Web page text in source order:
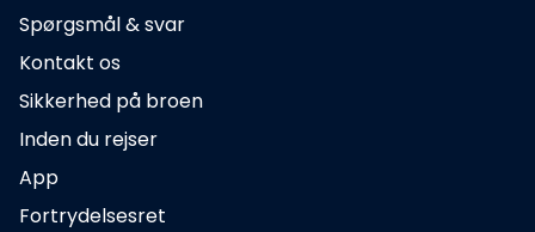
Spørgsmål & svar
Kontakt os
Sikkerhed på broen
Inden du rejser
App
Fortrydelsesret